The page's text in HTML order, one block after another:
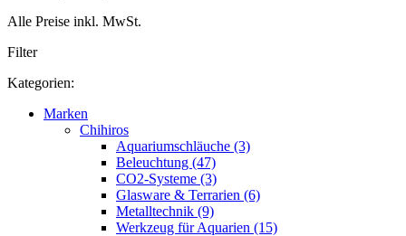
Alle Preise inkl. MwSt.
Filter
Kategorien:
Marken
Chihiros
Aquariumschläuche (3)
Beleuchtung (47)
CO2-Systeme (3)
Glasware & Terrarien (6)
Metalltechnik (9)
Werkzeug für Aquarien (15)